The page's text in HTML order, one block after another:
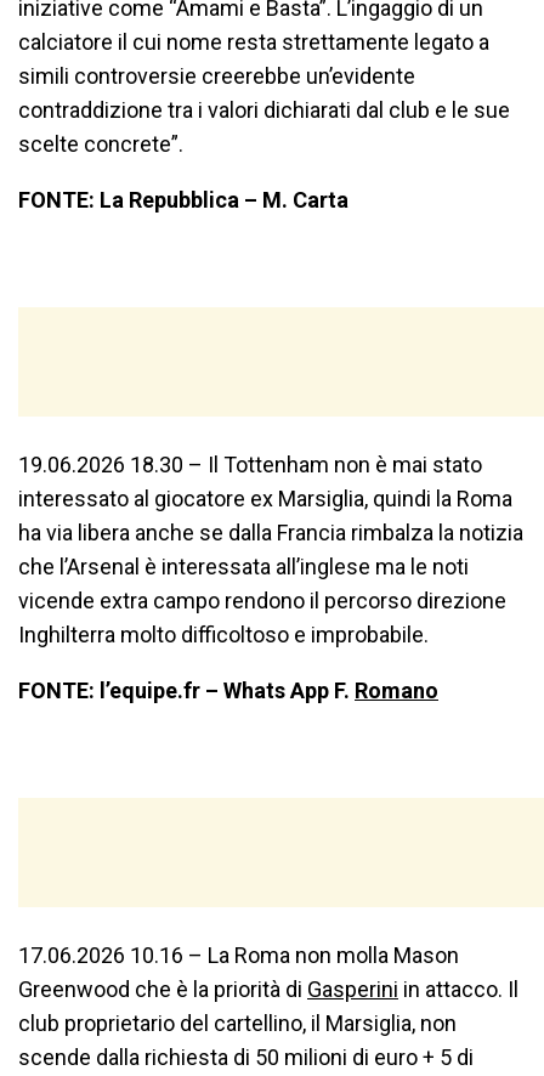
iniziative come “Amami e Basta”. L’ingaggio di un
calciatore il cui nome resta strettamente legato a
simili controversie creerebbe un’evidente
contraddizione tra i valori dichiarati dal club e le sue
scelte concrete”.
FONTE: La Repubblica – M. Carta
19.06.2026 18.30 – Il Tottenham non è mai stato
interessato al giocatore ex Marsiglia, quindi la Roma
ha via libera anche se dalla Francia rimbalza la notizia
che l’Arsenal è interessata all’inglese ma le noti
vicende extra campo rendono il percorso direzione
Inghilterra molto difficoltoso e improbabile.
FONTE: l’equipe.fr – Whats App F. Romano
17.06.2026 10.16 – La Roma non molla Mason
Greenwood che è la priorità di Gasperini in attacco. Il
club proprietario del cartellino, il Marsiglia, non
scende dalla richiesta di 50 milioni di euro + 5 di